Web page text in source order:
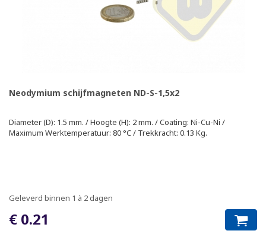
Neodymium schijfmagneten ND-S-1,5x2
Diameter (D): 1.5 mm. / Hoogte (H): 2 mm. / Coating: Ni-Cu-Ni /
Maximum Werktemperatuur: 80 °C / Trekkracht: 0.13 Kg.
Geleverd binnen 1 à 2 dagen
€ 0.21